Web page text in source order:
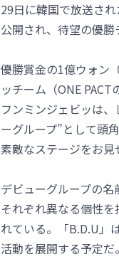
29日に韓国で放送さ
公開され、待望の優勝
優勝賞金の1億ウォン
ッチーム（ONE
フンミンジェビッは
ーグループ”として頭
素敵なステージをお見
デビューグループの名
それぞれ異なる個性
れている。「B.D.U」
活動を展開する予定だ